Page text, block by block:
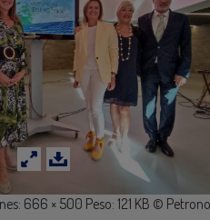
666 × 500 Peso: 121 KB ©